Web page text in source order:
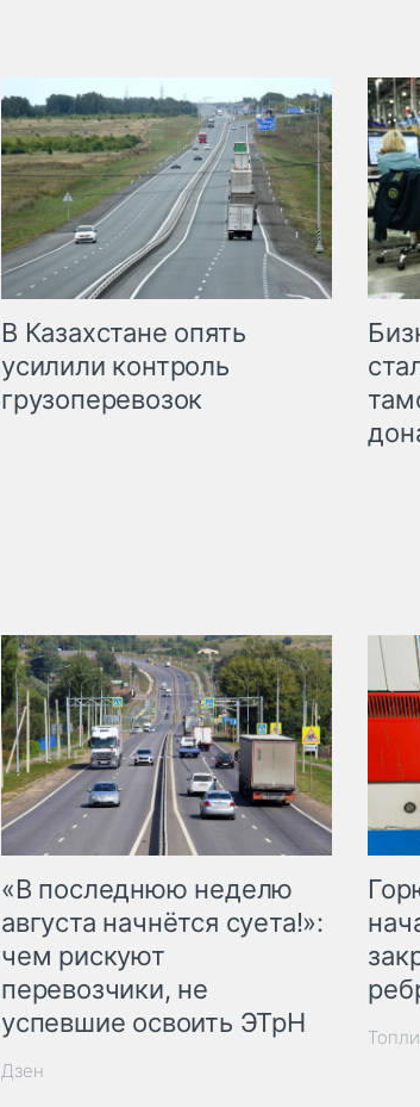
В Казахстане опять
усилили контроль
грузоперевозок
«В последнюю неделю
августа начнётся суета!»:
чем рискуют
перевозчики, не
успевшие освоить ЭТрН
Дзен